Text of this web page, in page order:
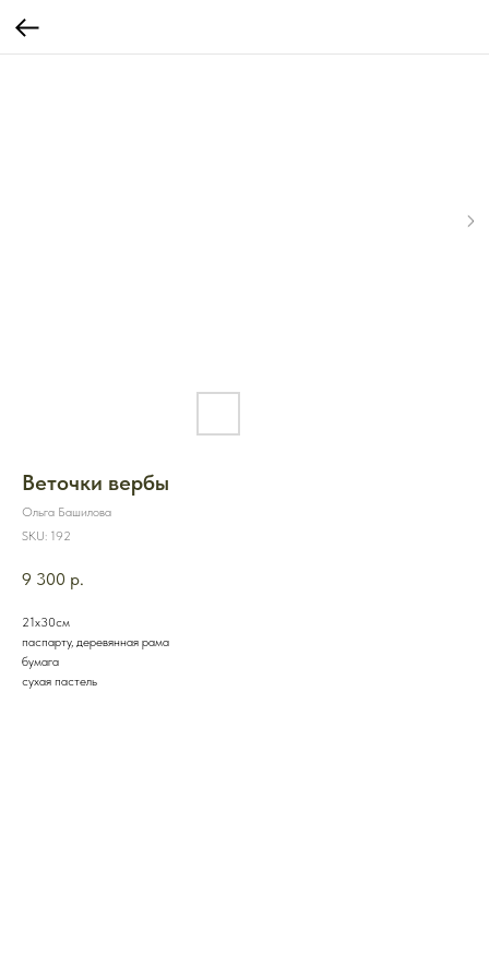
Веточки вербы
Ольга Башилова
SKU: 192
9 300 р.
21х30см
паспарту, деревянная рама
бумага
сухая пастель